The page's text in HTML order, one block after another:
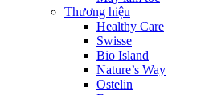
Thương hiệu
Healthy Care
Swisse
Bio Island
Nature’s Way
Ostelin